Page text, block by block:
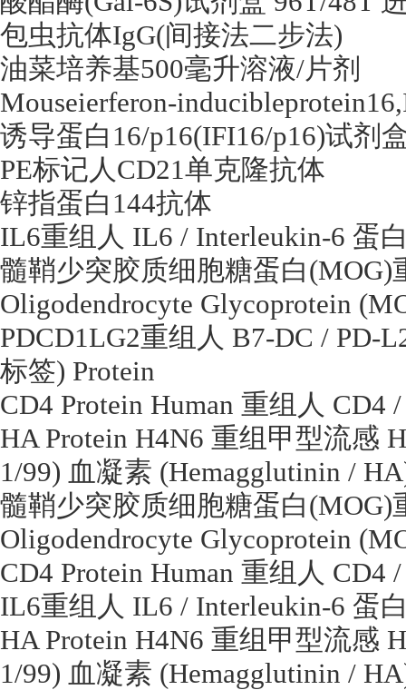
包虫抗体IgG(间接法二步法)
油菜培养基500毫升溶液/片剂
Mouseierferon-
诱导蛋白 16/p16(IFI16/p16)试剂
PE标记人CD21单克隆抗体
锌指蛋白 144抗体
IL6重组人 IL6 / Interleukin-6 蛋
髓鞘少突胶质细胞糖蛋白(MOG)
Oligodendrocyte Glycoprotein
PDCD1LG2重组人 B7-DC / PD-
标签) Protein
CD4 Protein Human 重组人 CD4
HA Protein H4N6 重组甲型流感
1/99) 血凝素 (Hemagglutinin /
髓鞘少突胶质细胞糖蛋白(MOG)
Oligodendrocyte Glycoprotein
CD4 Protein Human 重组人 CD4
IL6重组人 IL6 / Interleukin-6 蛋
HA Protein H4N6 重组甲型流感
1/99) 血凝素 (Hemagglutinin /